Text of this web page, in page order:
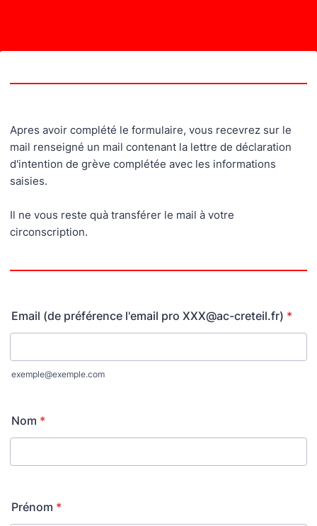
Apres avoir complété le formulaire, vous recevrez sur le
mail renseigné un mail contenant la lettre de déclaration
d'intention de grève complétée avec les informations
saisies.
Il ne vous reste quà transférer le mail à votre
circonscription.
Email (de préférence l'email pro XXX@ac-creteil.fr) *
exemple@exemple.com
Nom *
Prénom *